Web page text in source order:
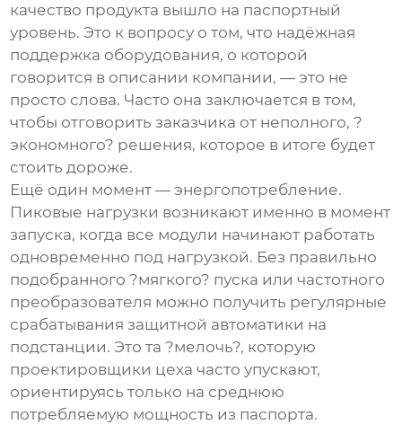
качество продукта вышло на паспортный
уровень. Это к вопросу о том, что надёжная
поддержка оборудования, о которой
говорится в описании компании, — это не
просто слова. Часто она заключается в том,
чтобы отговорить заказчика от неполного, ?
экономного? решения, которое в итоге будет
стоить дороже.
Ещё один момент — энергопотребление.
Пиковые нагрузки возникают именно в момент
запуска, когда все модули начинают работать
одновременно под нагрузкой. Без правильно
подобранного ?мягкого? пуска или частотного
преобразователя можно получить регулярные
срабатывания защитной автоматики на
подстанции. Это та ?мелочь?, которую
проектировщики цеха часто упускают,
ориентируясь только на среднюю
потребляемую мощность из паспорта.